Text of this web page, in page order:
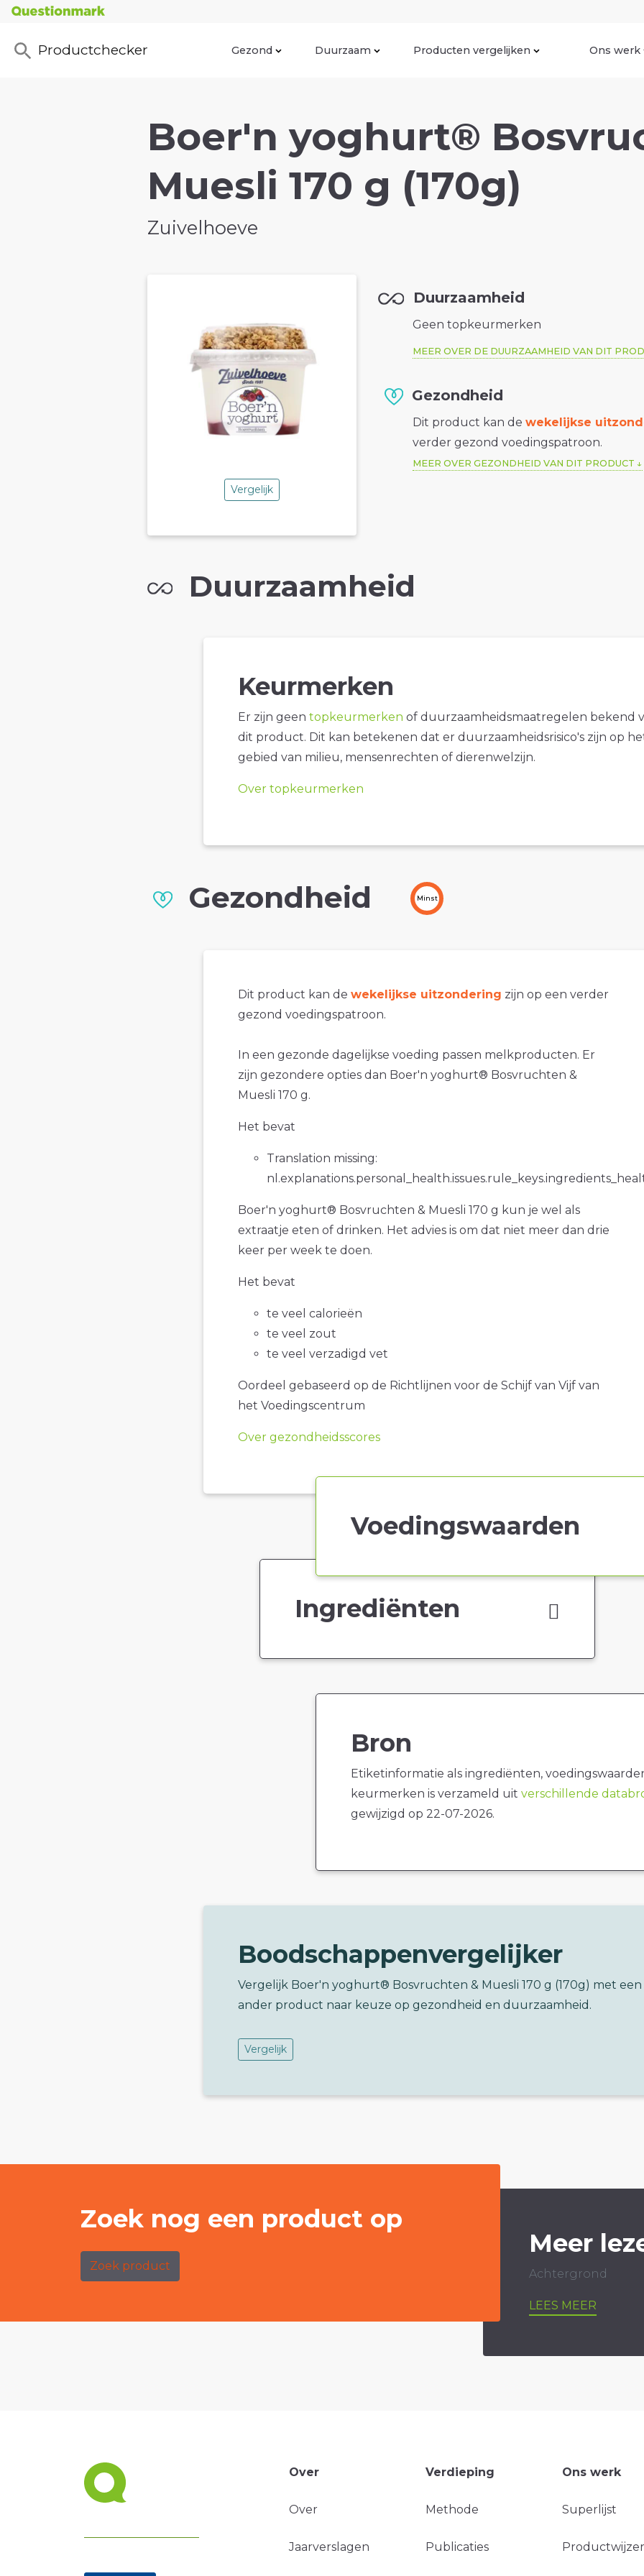
Productchecker Gezond Duurzaam Producten vergelijken Ons werk
Boer'n yoghurt®
Muesli 170 g (170g)
Zuivelhoeve
Vergelijk
Duurzaamheid
Geen topkeurmerken
MEER OVER DE DUURZAAMHEID VAN DIT
Gezondheid
Dit product kan dewekelijkse
verder gezond voedingspatroon.
MEER OVER GEZONDHEID VAN DIT PRODUCT
Duurzaamheid
Keurmerken
Er zijn geen topkeurmerken of duurzaamheidsmaatregelen bekend
dit product. Dit kan betekenen dat er duurzaamheidsrisico's zijn op
gebied van milieu, mensenrechten of dierenwelzijn.
Over topkeurmerken
Gezondheid Minst
Dit product kan de wekelijkse uitzondering zijn op een verder
gezond voedingspatroon.
In een gezonde dagelijkse voeding passen melkproducten. Er
zijn gezondere opties dan Boer'n yoghurt® Bosvruchten &
Muesli 170 g.
Het bevat
Translation missing:
Boer'n yoghurt® Bosvruchten & Muesli 170 g kun je wel als
extraatje eten of drinken. Het advies is om dat niet meer dan drie
keer per week te doen.
Het bevat
te veel calorieën
te veel zout
te veel verzadigd vet
Oordeel gebaseerd op de Richtlijnen voor de Schijf van Vijf van
het Voedingscentrum
Over gezondheidsscores
Voedingswaarden
Ingrediënten
Bron
Etiketinformatie als ingrediënten,
keurmerken is verzameld uit verschillende
gewijzigd op 22-07-2026.
Boodschappenvergelijker
Vergelijk Boer'n yoghurt® Bosvruchten & Muesli 170 g (170g) met een
ander product naar keuze op gezondheid en duurzaamheid.
Vergelijk
Zoek nog een product op
Zoek product
Meer
Achtergrond
LEES MEER
Over
Over
Jaarverslagen
Verdieping
Methode
Publicaties
Ons werk
Superlijst